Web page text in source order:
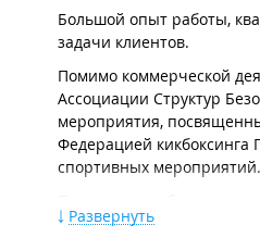
Большой опыт работы,
задачи клиентов.
Помимо коммерческой
Ассоциации Структур
мероприятия,
Федерацией
спортивных мероприятий.
из подразделений
Развернуть